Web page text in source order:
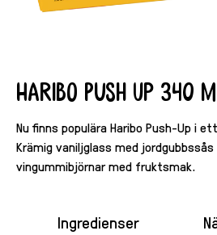
Haribo Push Up 340
Nu finns populära Haribo Push-Up i
Krämig vaniljglass med jordgubbssås
vingummibjörnar med fruktsmak.
Ingredienser